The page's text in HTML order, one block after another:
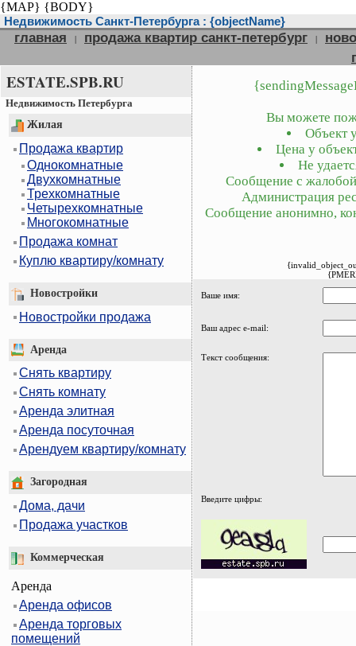
{MAP} {BODY}
Недвижимость Санкт-Петербурга : {objectName}
главная | продажа квартир санкт-петербург |
ESTATE.SPB.RU
Недвижимость Петербурга
Жилая
Продажа квартир
Однокомнатные
Двухкомнатные
Трехкомнатные
Четырехкомнатные
Многокомнатные
Продажа комнат
Куплю квартиру/комнату
Новостройки
Новостройки продажа
Аренда
Снять квартиру
Снять комнату
Аренда элитная
Аренда посуточная
Арендуем квартиру/комнату
Загородная
Дома, дачи
Продажа участков
Коммерческая
Аренда
Аренда офисов
Аренда торговых
помещений
Вы можете
Объект
Цена у
Не
Сообщение с жалобой
Администрация
Сообщение анонимно,
Ваше имя:
Ваш адрес e-mail:
Текст сообщения:
Введите цифры: